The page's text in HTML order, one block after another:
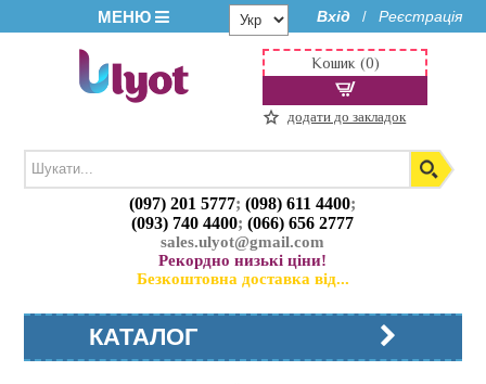
МЕНЮ Вхід / Реєстрація
(097) 201 5777;(098) 611 4400;
(093) 740 4400;(066) 656 2777
sales.ulyot@gmail.com
Рекордно низькі ціни!
Безкоштовна доставка від...
Кошик (0)
додати до закладок
КАТАЛОГ